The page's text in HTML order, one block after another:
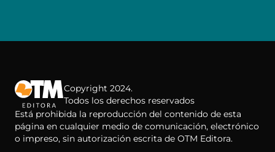
Copyright 2024.
Todos los derechos reservados
Está prohibida la reproducción del contenido de esta
página en cualquier medio de comunicación, electrónico
o impreso, sin autorización escrita de OTM Editora.